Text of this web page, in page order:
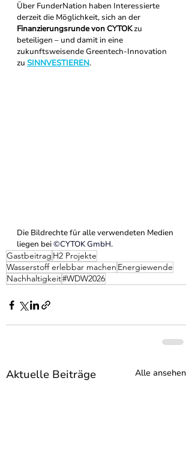
Über FunderNation haben Interessierte
derzeit die Möglichkeit, sich an der
Finanzierungsrunde von CYTOK zu
beteiligen – und damit in eine
zukunftsweisende Greentech-Innovation
zu SINNVESTIEREN.
Die Bildrechte für alle verwendeten Medien
liegen bei ©CYTOK GmbH.
Gastbeitrag H2 Projekte
Wasserstoff erlebbar machen Energiewende
Nachhaltigkeit#WDW2026
Aktuelle Beiträge Alle ansehen